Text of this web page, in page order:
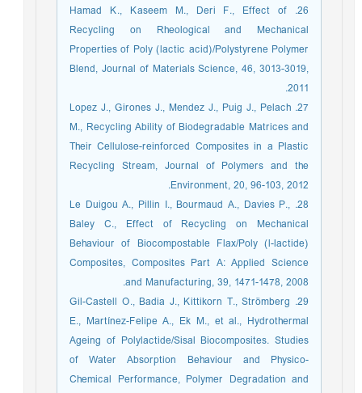
26. Hamad K., Kaseem M., Deri F., Effect of
Recycling on Rheological and Mechanical
Properties of Poly (lactic acid)/Polystyrene Polymer
Blend, Journal of Materials Science, 46, 3013-3019,
2011.
27. Lopez J., Girones J., Mendez J., Puig J., Pelach
M., Recycling Ability of Biodegradable Matrices and
Their Cellulose-reinforced Composites in a Plastic
Recycling Stream, Journal of Polymers and the
Environment, 20, 96-103, 2012.
28. Le Duigou A., Pillin I., Bourmaud A., Davies P.,
Baley C., Effect of Recycling on Mechanical
Behaviour of Biocompostable Flax/Poly (l-lactide)
Composites, Composites Part A: Applied Science
and Manufacturing, 39, 1471-1478, 2008.
29. Gil-Castell O., Badia J., Kittikorn T., Strömberg
E., Martínez-Felipe A., Ek M., et al., Hydrothermal
Ageing of Polylactide/Sisal Biocomposites. Studies
of Water Absorption Behaviour and Physico-
Chemical Performance, Polymer Degradation and